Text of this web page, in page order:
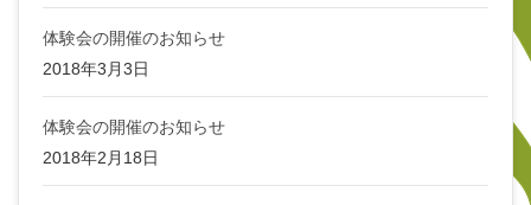
体験会の開催のお知らせ
2018年3月3日
体験会の開催のお知らせ
2018年2月18日